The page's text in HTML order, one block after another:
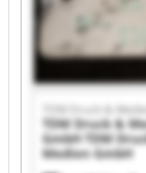
Druck & Medien
GmbH
TDM Druck &
TDM Druck &
GmbH TDM
Medien GmbH